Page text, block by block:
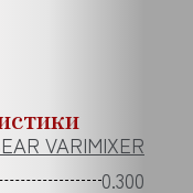
VARIMIXER
0.300